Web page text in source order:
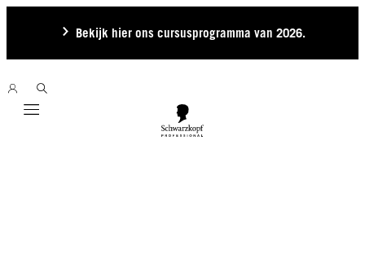
Bekijk hier ons cursusprogramma van 2026.
Mobile navigation